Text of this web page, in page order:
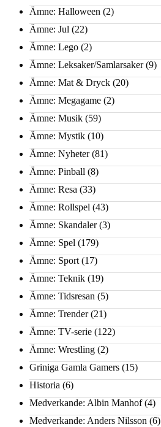
Ämne: Halloween (2)
Ämne: Jul (22)
Ämne: Lego (2)
Ämne: Leksaker/Samlarsaker(9)
Ämne: Mat & Dryck (20)
Ämne: Megagame (2)
Ämne: Musik (59)
Ämne: Mystik (10)
Ämne: Nyheter(81)
Ämne: Pinball (8)
Ämne: Resa (33)
Ämne: Rollspel (43)
Ämne: Skandaler(3)
Ämne: Spel (179)
Ämne: Sport (17)
Ämne: Teknik (19)
Ämne: Tidsresan (5)
Ämne: Trender(21)
Ämne: TV-serie (122)
Ämne: Wrestling (2)
Griniga Gamla Gamers (15)
Historia (6)
Medverkande: Albin Manhof(4)
Medverkande: Anders Nilsson (6)